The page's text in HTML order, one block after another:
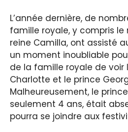
L’année dernière, de
famille royale, y compris le
reine Camilla, ont assisté
un moment inoubliable
de la famille royale de voir
Charlotte et le prince
Malheureusement, le
seulement 4 ans, était
pourra se joindre aux